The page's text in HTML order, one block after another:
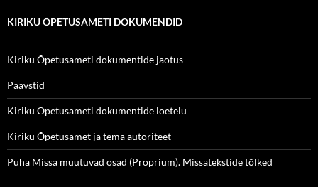
KIRIKU ÕPETUSAMETI DOKUMENDID
Kiriku Õpetusameti dokumentide jaotus
Paavstid
Kiriku Õpetusameti dokumentide loetelu
Kiriku Õpetusamet ja tema autoriteet
Püha Missa muutuvad osad (Proprium). Missatekstide tõlked